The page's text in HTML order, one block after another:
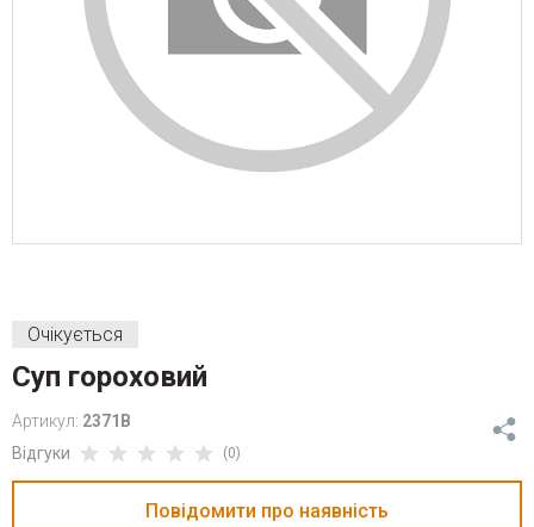
Очікується
Суп гороховий
Артикул: 2371B
Відгуки
(0)